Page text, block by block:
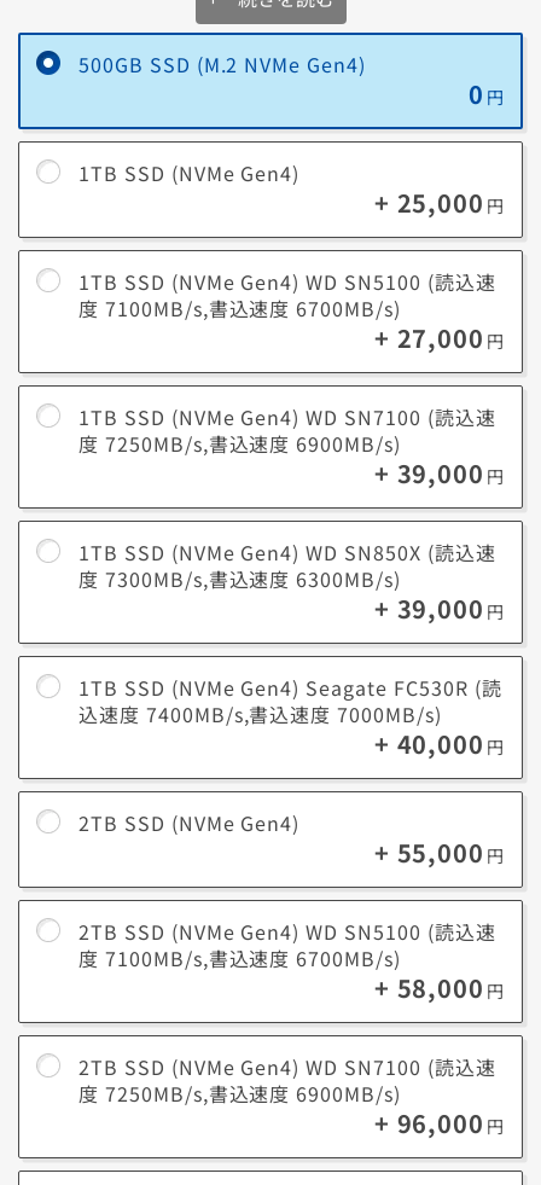
2TB
SSD
ジャンルを問わず幅広くゲームをプレイしたり、クリエイ
ティブ関連の大量のプロジェクトやメディアを扱う場合に
オススメ
4TB
SSD
新作ゲームから旧作ゲームまで、容量を気にせず思うまま
に遊びつくしたい方にオススメの容量です
約10年前の平均的なゲームサイズは10GB～20GBでしたが、映像描写や
ゲーム性の進化により、最近では約200GB近い容量のゲームも存在しま
す。
環境の進化に合わせて、最適な容量のSSDを選びましょう。
データ容量についての参考情報はこちらです。
最新3D
ゲーム
最近のゲームタイトルでは1本あたり60GB～200GBを
超える容量が必要です。
iPhone
で撮影
した動
フルHD動画(1080p HD/30fps)1分あたり約60MB、4K
動画(4K/60fps)1分あたり約400MBが必要です。例え
動画編集作業（1ファイルあたり）
短編動画の編集（3～5分、フルHD）：10～30GB
中編動画の編集（10～30分、フルHD）：30～100GB
アニメーション制作（2Dまたは3D）：50～200GB以
動画編
イルあ
たり）
短編動画の編集（3～5分、フルHD）：10～30GB
中編動画の編集（10～30分、フルHD）：30～100GB
アニメーション制作（2Dまたは3D）：50～200GB以
上
500GB SSD (M.2 NVMe Gen4)
0 円
1TB SSD (NVMe Gen4)
+ 25,000 円
1TB SSD (NVMe Gen4) WD SN5100 (読込速
度 7100MB/s,書込速度 6700MB/s)
+ 27,000 円
1TB SSD (NVMe Gen4) WD SN7100 (読込速
度 7250MB/s,書込速度 6900MB/s)
+ 39,000 円
1TB SSD (NVMe Gen4) WD SN850X (読込速
度 7300MB/s,書込速度 6300MB/s)
+ 39,000 円
1TB SSD (NVMe Gen4) Seagate FC530R (読
込速度 7400MB/s,書込速度 7000MB/s)
+ 40,000 円
2TB SSD (NVMe Gen4)
+ 55,000 円
2TB SSD (NVMe Gen4) WD SN5100 (読込速
度 7100MB/s,書込速度 6700MB/s)
+ 58,000 円
2TB SSD (NVMe Gen4) WD SN7100 (読込速
度 7250MB/s,書込速度 6900MB/s)
+ 96,000 円